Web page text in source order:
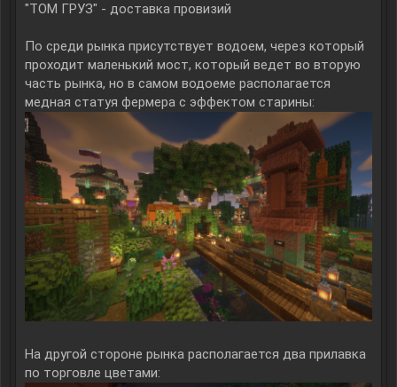
"ТОМ ГРУЗ" - доставка провизий
По среди рынка присутствует водоем, через который
проходит маленький мост, который ведет во вторую
часть рынка, но в самом водоеме располагается
медная статуя фермера с эффектом старины:
На другой стороне рынка располагается два прилавка
по торговле цветами: